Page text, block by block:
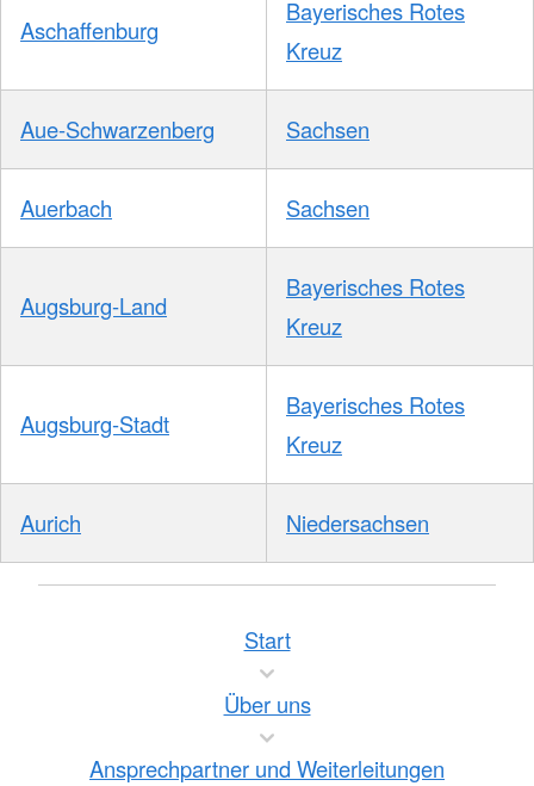
Aschaffenburg
Bayerisches Rotes
Kreuz
Aue-Schwarzenberg Sachsen
Auerbach Sachsen
Augsburg-Land
Bayerisches Rotes
Kreuz
Augsburg-Stadt
Bayerisches Rotes
Kreuz
Aurich Niedersachsen
Start
Über uns
Ansprechpartner und Weiterleitungen